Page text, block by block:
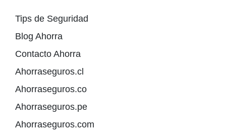
Tips de Seguridad
Blog Ahorra
Contacto Ahorra
Ahorraseguros.cl
Ahorraseguros.co
Ahorraseguros.pe
Ahorraseguros.com